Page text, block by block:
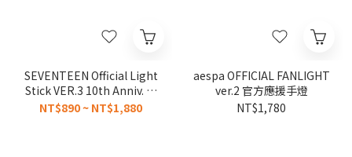
SEVENTEEN Official Light
Stick VER.3 10th Anniv. 手
燈 鑰匙圈手燈
NT$890 ~ NT$1,880
aespa OFFICIAL FANLIGHT
ver.2 官方應援手燈
NT$1,780